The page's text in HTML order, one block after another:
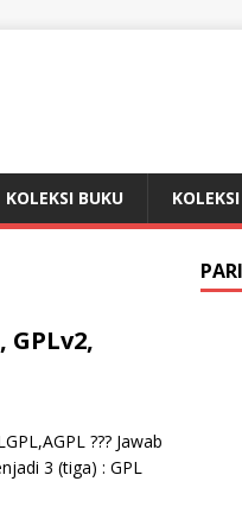
KOLEKSI BUKU
GPLv2,
??? Jawab
3 (tiga) : GPL